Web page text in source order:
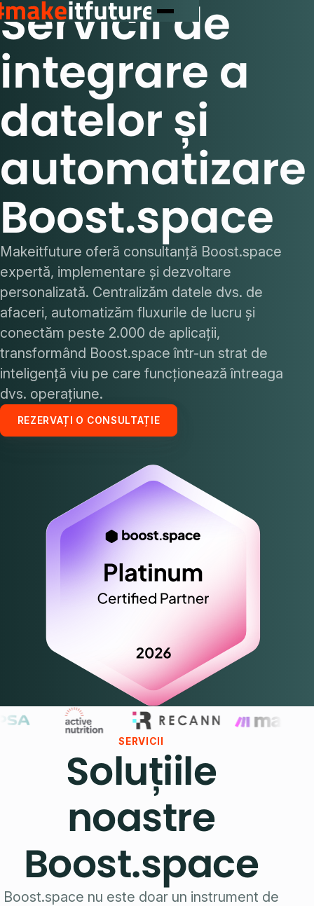
Servicii de
integrare a
datelor și
automatizare
Boost.space
Makeitfuture oferă consultanță Boost.space
expertă, implementare și dezvoltare
personalizată. Centralizăm datele dvs. de
afaceri, automatizăm fluxurile de lucru și
conectăm peste 2.000 de aplicații,
transformând Boost.space într-un strat de
inteligență viu pe care funcționează întreaga
dvs. operațiune.
REZERVAȚI O CONSULTAȚIE
SERVICII
Soluțiile
noastre
Boost.space
Boost.space nu este doar un instrument de